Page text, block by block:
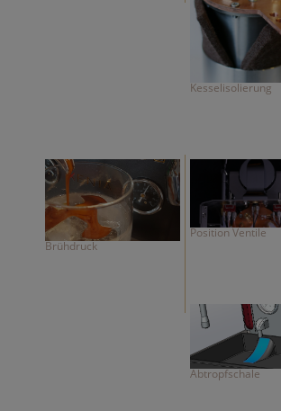
Kesselisolierung
Brühdruck
Position Ventile
Abtropfschale